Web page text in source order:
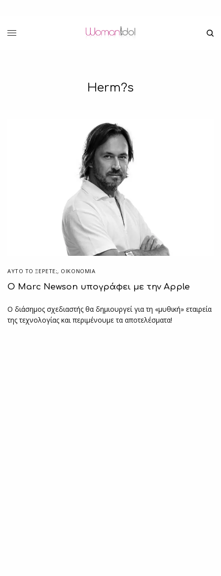
Herm?s
ΑΥΤΌ ΤΟ ΞΈΡΕΤΕ;, ΟΙΚΟΝΟΜΙΑ
O Marc Newson υπογράφει με την Apple
Ο διάσημος σχεδιαστής θα δημιουργεί για τη «μυθική» εταιρεία
της τεχνολογίας και περιμένουμε τα αποτελέσματα!